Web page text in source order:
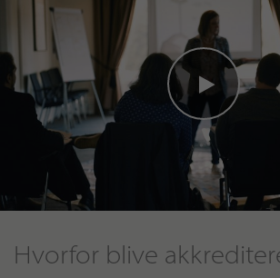
Hvorfor blive